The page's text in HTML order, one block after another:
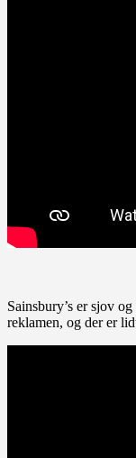
Sainsbury’s er sjov
reklamen, og der er